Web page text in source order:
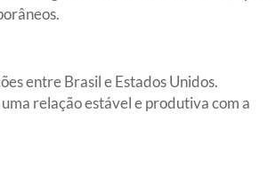
entre Brasil e Estados Unidos.
relação estável e produtiva com a